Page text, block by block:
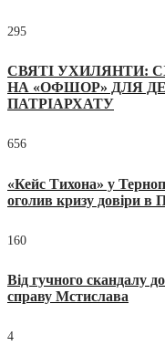
295
СВЯТІ УХИЛЯНТИ:
НА «ОФШОР» ДЛЯ
ПАТРІАРХАТУ
656
«Кейс Тихона» у
оголив кризу довіри в
160
Від гучного скандалу
справу Мстислава
4